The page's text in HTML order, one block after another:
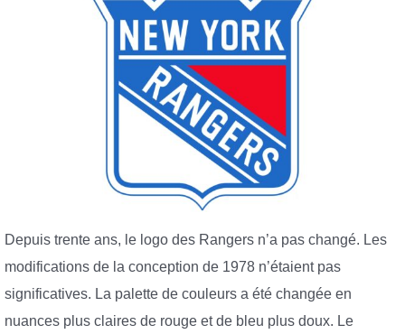
Depuis trente ans, le logo des Rangers n’a pas changé. Les
modifications de la conception de 1978 n’étaient pas
significatives. La palette de couleurs a été changée en
nuances plus claires de rouge et de bleu plus doux. Le